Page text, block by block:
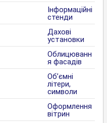
Інформаційні
стенди
Дахові
установки
Облицюванн
я фасадів
Об’ємні
літери,
символи
Оформлення
вітрин